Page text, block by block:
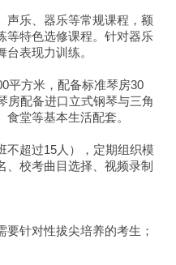
声乐、器乐等常规课程，额
等特色选修课程。针对器乐
表现力训练。
平方米，配备标准琴房30
房配备进口立式钢琴与三角
堂等基本生活配套。
不超过15人），定期组织模
校考曲目选择、视频录制
要针对性拔尖培养的考生；